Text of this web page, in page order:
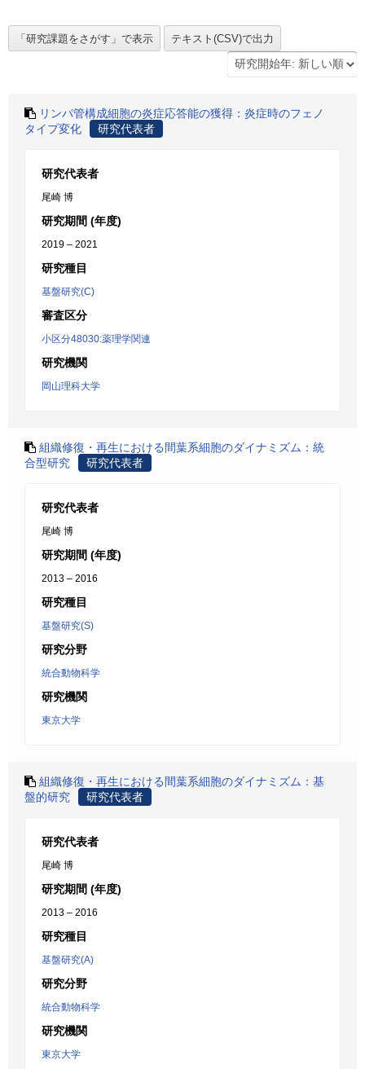
リンパ管構成細胞の炎症応答能の獲得：炎症時のフェノ
タイプ変化
研究代表者
研究代表者
尾崎 博
研究期間 (年度)
2019 – 2021
研究種目
基盤研究(C)
審査区分
小区分48030:薬理学関連
研究機関
岡山理科大学
組織修復・再生における間葉系細胞のダイナミズム：統
合型研究
研究代表者
研究代表者
尾崎 博
研究期間 (年度)
2013 – 2016
研究種目
基盤研究(S)
研究分野
統合動物科学
研究機関
東京大学
組織修復・再生における間葉系細胞のダイナミズム：基
盤的研究
研究代表者
研究代表者
尾崎 博
研究期間 (年度)
2013 – 2016
研究種目
基盤研究(A)
研究分野
統合動物科学
研究機関
東京大学